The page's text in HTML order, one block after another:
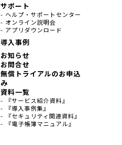
サポート
- ヘルプ・サポートセンター
- オンライン説明会
- アプリダウンロード
導入事例
お知らせ
お問合せ
無償トライアルのお申込
み
資料一覧
- 『サービス紹介資料』
- 『導入事例集』
- 『セキュリティ関連資料』
- 『電子帳簿マニュアル』